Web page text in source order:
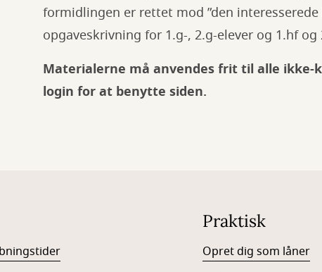
formidlingen er rettet mod ”den
opgaveskrivning for 1.g-, 2.g-elever og 1.hf og
Materialerne må anvendes frit til alle
login for at benytte siden.
Praktisk
Opret dig som låner